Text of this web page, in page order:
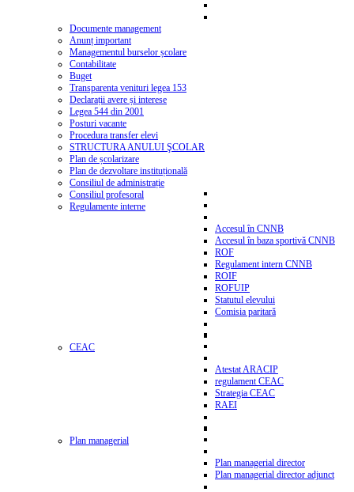
Documente management
Anunț important
Managementul burselor școlare
Contabilitate
Buget
Transparenta venituri legea 153
Declarații avere și interese
Legea 544 din 2001
Posturi vacante
Procedura transfer elevi
STRUCTURA ANULUI ŞCOLAR
Plan de școlarizare
Plan de dezvoltare instituțională
Consiliul de administrație
Consiliul profesoral
Regulamente interne
Accesul în CNNB
Accesul în baza sportivă CNNB
ROF
Regulament intern CNNB
ROIF
ROFUIP
Statutul elevului
Comisia paritară
CEAC
Atestat ARACIP
regulament CEAC
Strategia CEAC
RAEI
Plan managerial
Plan managerial director
Plan managerial director adjunct